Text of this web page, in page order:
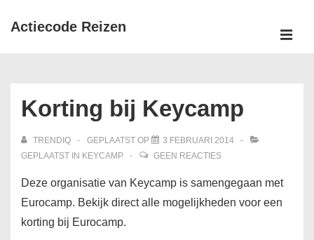
Doorgaan
Actiecode Reizen
Korting bij Keycamp
TRENDIQ GEPLAATST OP
3 FEBRUARI 2014
GEPLAATST IN KEYCAMP GEEN REACTIES
Deze organisatie van Keycamp is samengegaan met
Eurocamp. Bekijk direct alle mogelijkheden voor een
korting bij Eurocamp.